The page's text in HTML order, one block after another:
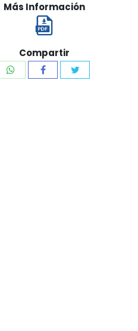
Más Información
Compartir